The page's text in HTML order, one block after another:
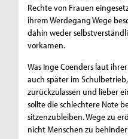
Rechte von Frauen
ihrem Werdegang Wege
dahin weder
vorkamen.
Was Inge Coenders laut
auch später im
zurückzulassen und lieber
sollte die schlechtere Note
sitzenzubleiben. Wege zu
nicht Menschen zu